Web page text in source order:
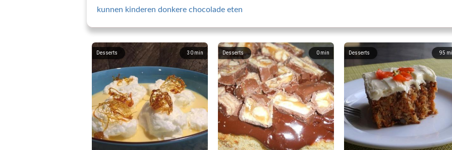
kunnen kinderen donkere chocolade eten
30 min
Desserts 0 min
Desserts 95
Desserts